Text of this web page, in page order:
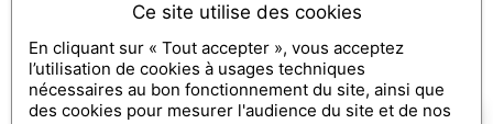
Console SecretBox ®, éditeur de la solution de chèques et
coffrets cadeaux
Partenaires médias :SecretBox
Ce site utilise des cookies
En cliquant sur « Tout accepter », vous acceptez
l’utilisation de cookies à usages techniques
nécessaires au bon fonctionnement du site, ainsi que
des cookies pour mesurer l'audience du site et de nos